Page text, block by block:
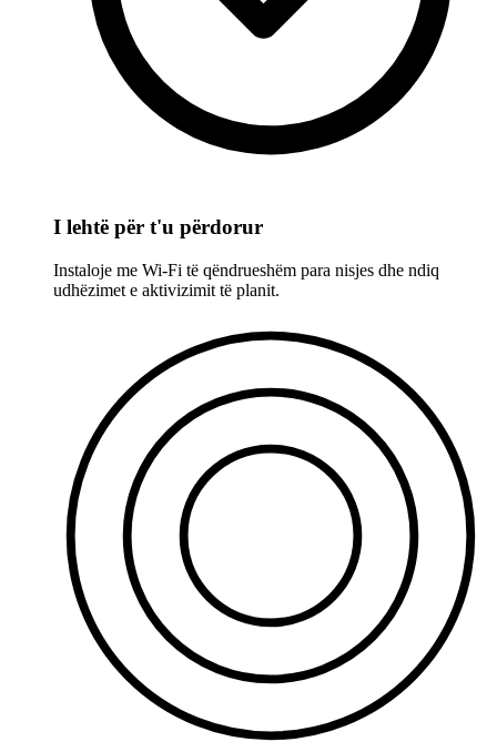
I lehtë për t'u përdorur
Instaloje me Wi-Fi të qëndrueshëm para nisjes dhe ndiq
udhëzimet e aktivizimit të planit.